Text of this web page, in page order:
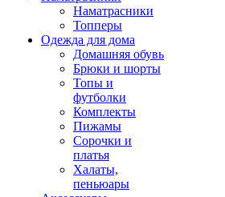
Наматрасники
Топперы
Одежда для дома
Домашняя обувь
Брюки и шорты
Топы и
футболки
Комплекты
Пижамы
Сорочки и
платья
Халаты,
пеньюары